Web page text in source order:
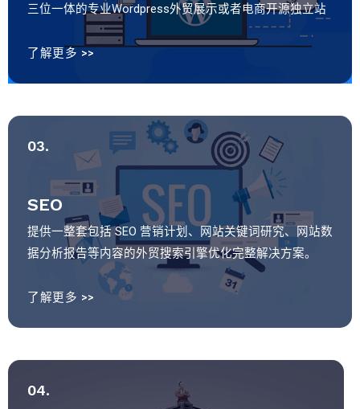
三位一体的专业Wordpress外贸展示或者电商开源独立站
了解更多 >>
03.
SEO
提供一整套包括 SEO 营销计划、网站关键词研究、网站数
据分析报告等内容的外贸搜索引擎优化完整解决方案。
了解更多 >>
04.